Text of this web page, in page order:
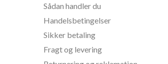
Sådan handler du
Handelsbetingelser
Sikker betaling
Fragt og levering